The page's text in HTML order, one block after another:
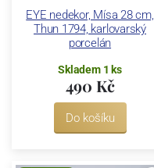
EYE nedekor, Mísa 28 cm,
Thun 1794, karlovarský
porcelán
Skladem 1 ks
490 Kč
Do košíku